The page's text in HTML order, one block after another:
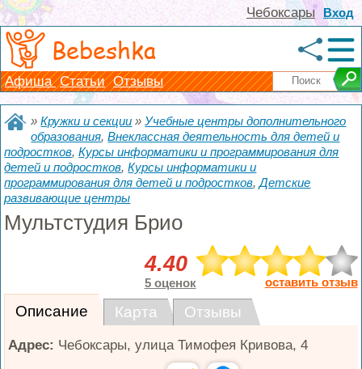
Вход
Чебоксары
Bebeshka
Афиша Статьи Отзывы
»Кружки и секции »Учебные центры дополнительного
образования,Внеклассная деятельность для детей и
подростков,Курсы информатики и программирования для
детей и подростков,Курсы информатики и
программирования для детей и подростков,Детские
развивающие центры
Мультстудия Брио
4.40
5 оценок оставить отзыв
Описание Карта Отзывы
Адрес: Чебоксары,улица Тимофея Кривова, 4